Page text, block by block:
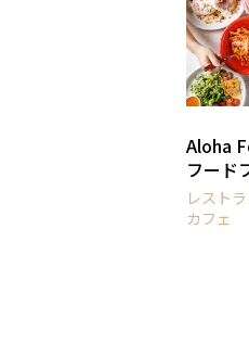
Aloha
フード
レスト
カフェ